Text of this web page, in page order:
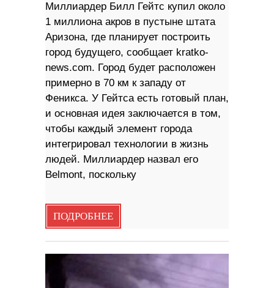
Миллиардер Билл Гейтс купил около
1 миллиона акров в пустыне штата
Аризона, где планирует построить
город будущего, сообщает kratko-
news.com. Город будет расположен
примерно в 70 км к западу от
Феникса. У Гейтса есть готовый план,
и основная идея заключается в том,
чтобы каждый элемент города
интегрировал технологии в жизнь
людей. Миллиардер назвал его
Belmont, поскольку
ПОДРОБНЕЕ